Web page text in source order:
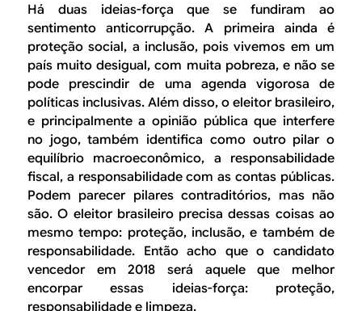
Há duas ideias-força que se fundiram ao
sentimento anticorrupção. A primeira ainda é
proteção social, a inclusão, pois vivemos em um
país muito desigual, com muita pobreza, e não se
pode prescindir de uma agenda vigorosa de
políticas inclusivas. Além disso, o eleitor brasileiro,
e principalmente a opinião pública que interfere
no jogo, também identifica como outro pilar o
equilíbrio macroeconômico, a responsabilidade
fiscal, a responsabilidade com as contas públicas.
Podem parecer pilares contraditórios, mas não
são. O eleitor brasileiro precisa dessas coisas ao
mesmo tempo: proteção, inclusão, e também de
responsabilidade. Então acho que o candidato
vencedor em 2018 será aquele que melhor
encorpar essas ideias-força: proteção,
responsabilidade e limpeza.